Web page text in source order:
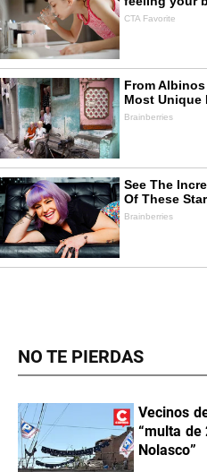
NO TE PIERDAS
Vecinos
“multa de
Nolasco”